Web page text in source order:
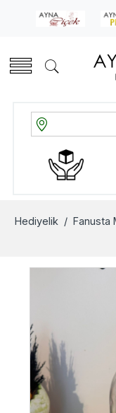
Hediyelik / Fanusta